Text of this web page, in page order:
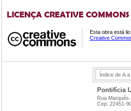
LICENÇA CREATIVE COMMONS
Esta obra está
Creative